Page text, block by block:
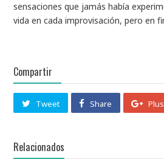
sensaciones que jamás había
vida en cada improvisación, pero en
Compartir
Tweet Share
Relacionados